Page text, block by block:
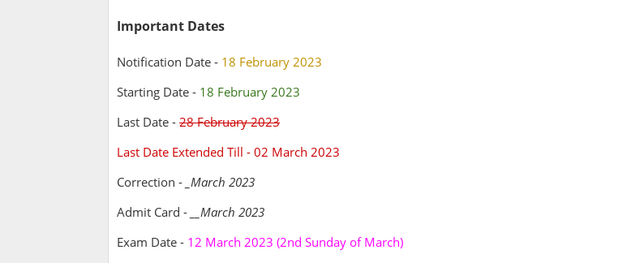
Important Dates
Notification Date - 18 February 2023
Starting Date - 18 February 2023
Last Date - 28 February 2023
Last Date Extended Till - 02 March 2023
Correction - _March 2023
Admit Card -
__March 2023
Exam Date - 12 March 2023 (2nd Sunday of March)